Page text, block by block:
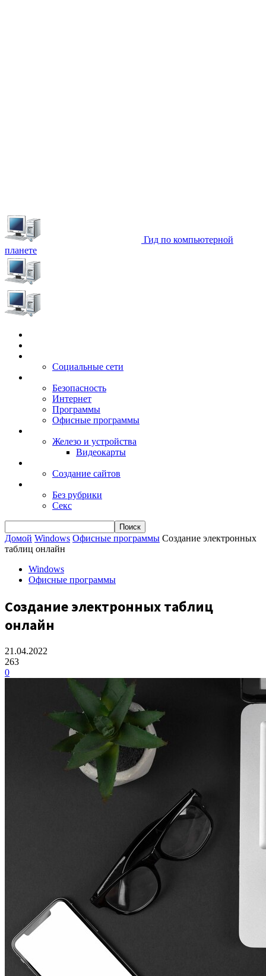
Гид по компьютерной
планете
Социальные сети
Безопасность
Интернет
Программы
Офисные программы
Железо и устройства
Видеокарты
Создание сайтов
Без рубрики
Секс
Домой Windows Офисные программы Создание электронных
таблиц онлайн
Windows
Офисные программы
Создание электронных таблиц
онлайн
21.04.2022
263
0